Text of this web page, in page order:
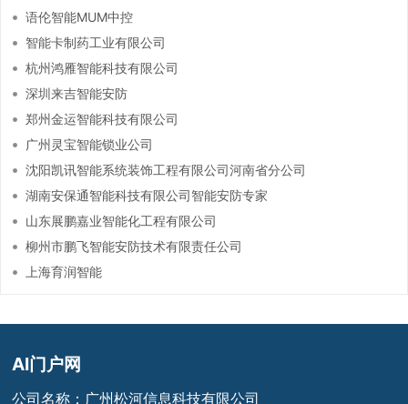
语伦智能MUM中控
智能卡制药工业有限公司
杭州鸿雁智能科技有限公司
深圳来吉智能安防
郑州金运智能科技有限公司
广州灵宝智能锁业公司
沈阳凯讯智能系统装饰工程有限公司河南省分公司
湖南安保通智能科技有限公司智能安防专家
山东展鹏嘉业智能化工程有限公司
柳州市鹏飞智能安防技术有限责任公司
上海育润智能
AI门户网
公司名称：广州松河信息科技有限公司